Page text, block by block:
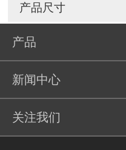
产品尺寸
产品
新闻中心
关注我们